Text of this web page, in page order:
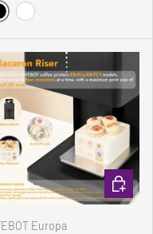
BLANCO
Comparar
Europa
AÑADIR